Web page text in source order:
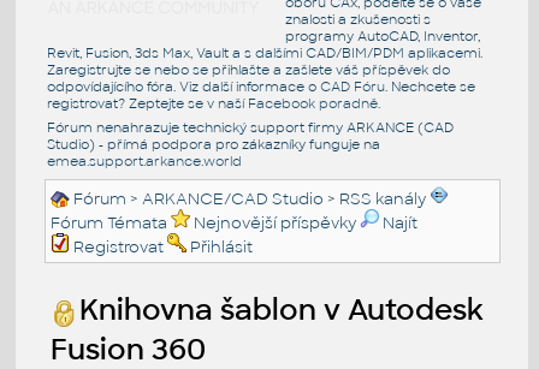
znalosti a zkušenosti s
programy AutoCAD, Inventor,
Revit, Fusion, 3ds Max, Vault a s dalšími CAD/BIM/PDM aplikacemi.
Zaregistrujte se nebo se přihlašte a zašlete váš příspěvek do
odpovídajícího fóra. Viz další informace o CAD Fóru. Nechcete se
registrovat? Zeptejte se v naší Facebook poradně.
Fórum nenahrazuje technický support firmy ARKANCE (CAD
Studio) - přímá podpora pro zákazníky funguje na
emea.support.arkance.world
Fórum >ARKANCE/CAD Studio > RSS kanály
Fórum Témata
Nejnovější příspěvky
Najít
Registrovat
Přihlásit
Knihovna šablon v Autodesk
Fusion 360